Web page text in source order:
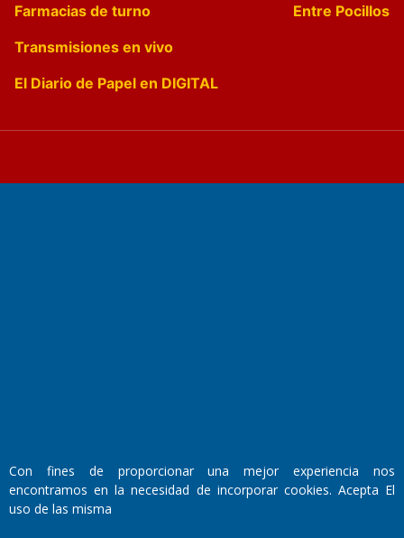
Farmacias de turno
Entre Pocillos
Transmisiones en vivo
El Diario de Papel en DIGITAL
Domicilio Legal: José Ingenieros 855,
Con fines de proporcionar una mejor experiencia nos
encontramos en la necesidad de incorporar cookies. Acepta El
uso de las misma